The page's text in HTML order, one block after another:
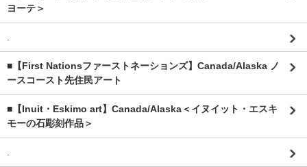
ヨーテ＞
■【First Nationsファーストネーションズ】Canada/Alaska ノ
ースコースト先住民アート
■【Inuit・Eskimo art】Canada/Alaska＜イヌイット・エスキ
モーの石彫刻作品＞